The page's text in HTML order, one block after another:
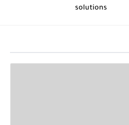
solutions